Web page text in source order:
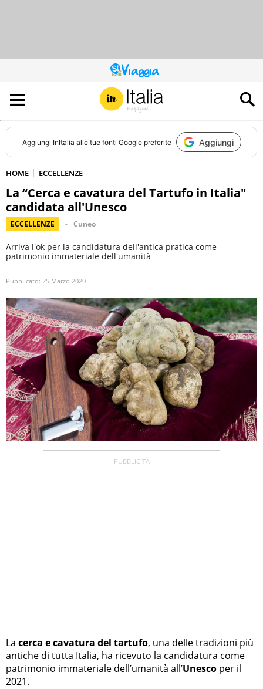
QUESTO
SITO
CONTRIBUISCE
ALL’AUDIENCE
DI
Aggiungi InItalia alle tue fonti Google preferite Aggiungi
HOME ECCELLENZE
La “Cerca e cavatura del Tartufo in Italia"
candidata all'Unesco
ECCELLENZE Cuneo
Arriva l'ok per la candidatura dell'antica pratica come
patrimonio immateriale dell'umanità
Pubblicato: 25 Marzo 2020
La cerca e cavatura del tartufo, una delle tradizioni più
antiche di tutta Italia, ha ricevuto la candidatura come
patrimonio immateriale dell’umanità all’Unesco per il
2021.